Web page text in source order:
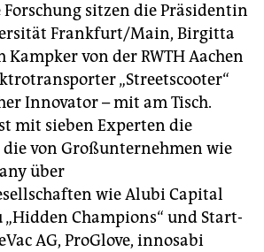
Forschung sitzen die Präsidentin
Frankfurt/Main, Birgitta
von der RWTH Aachen
„Streetscooter“
Innovator – mit am Tisch.
mit sieben Experten die
von Großunternehmen wie
über
wie Alubi Capital
Champions“ und Start-
AG, ProGlove, innosabi